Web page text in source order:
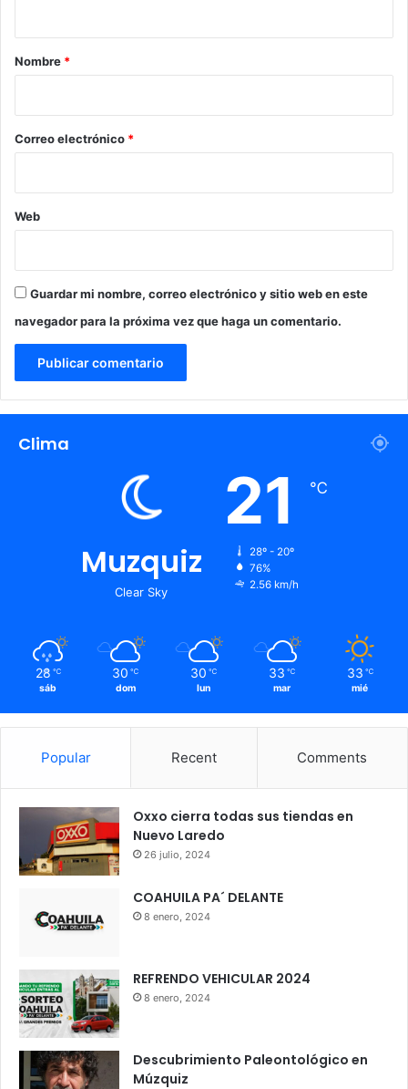
o
e
R
r
*
Nombre *
Correo electrónico *
Web
Guardar mi nombre, correo electrónico y sitio web en este
navegador para la próxima vez que haga un comentario.
Clima
Muzquiz
Clear Sky
21 ℃
28º - 20º
76%
2.56 km/h
28 ℃
sáb
30 ℃
dom
30 ℃
lun
33 ℃
mar
33 ℃
mié
Popular Recent Comments
Oxxo cierra todas sus tiendas en
Nuevo Laredo
26 julio, 2024
COAHUILA PA´ DELANTE
8 enero, 2024
REFRENDO VEHICULAR 2024
8 enero, 2024
Descubrimiento Paleontológico en
Múzquiz